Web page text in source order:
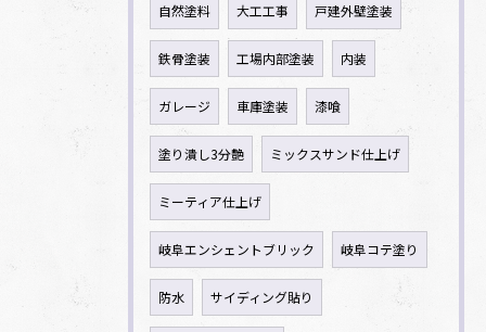
自然塗料 大工工事 戸建外壁塗装
鉄骨塗装 工場内部塗装 内装
ガレージ 車庫塗装 漆喰
塗り潰し3分艶 ミックスサンド仕上げ
ミーティア仕上げ
岐阜エンシェントブリック 岐阜コテ塗り
防水 サイディング貼り